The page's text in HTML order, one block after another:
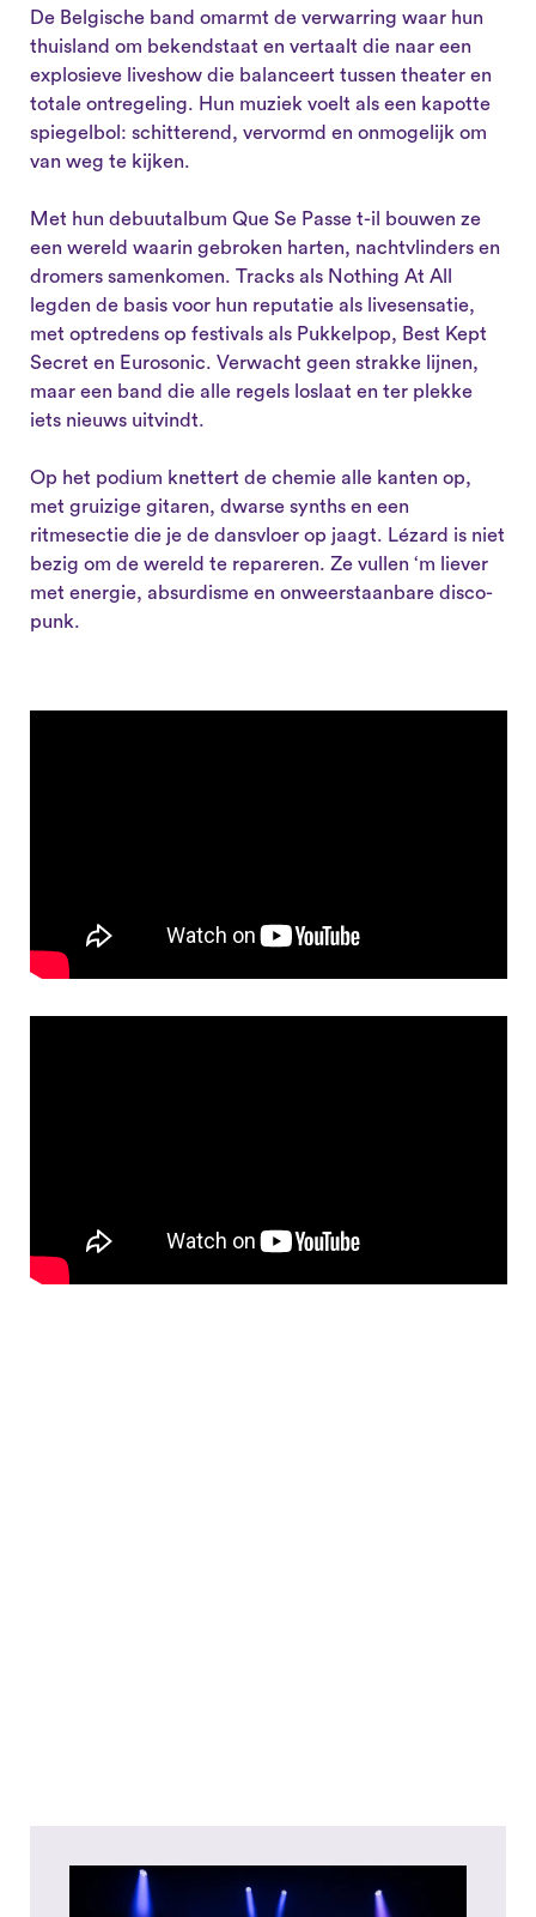
De Belgische band omarmt de verwarring waar hun
thuisland om bekendstaat en vertaalt die naar een
explosieve liveshow die balanceert tussen theater en
totale ontregeling. Hun muziek voelt als een kapotte
spiegelbol: schitterend, vervormd en onmogelijk om
van weg te kijken.
Met hun debuutalbum Que Se Passe t-il bouwen ze
een wereld waarin gebroken harten, nachtvlinders en
dromers samenkomen. Tracks als Nothing At All
legden de basis voor hun reputatie als livesensatie,
met optredens op festivals als Pukkelpop, Best Kept
Secret en Eurosonic. Verwacht geen strakke lijnen,
maar een band die alle regels loslaat en ter plekke
iets nieuws uitvindt.
Op het podium knettert de chemie alle kanten op,
met gruizige gitaren, dwarse synths en een
ritmesectie die je de dansvloer op jaagt. Lézard is niet
bezig om de wereld te repareren. Ze vullen ‘m liever
met energie, absurdisme en onweerstaanbare disco-
punk.